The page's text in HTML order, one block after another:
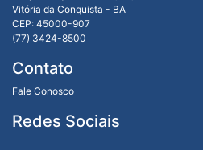
Vitória da Conquista - BA
CEP: 45000-907
(77) 3424-8500
Contato
Fale Conosco
Redes Sociais